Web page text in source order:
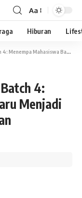
Aa
Hiburan
Menjadi Generasi Berkarakter dan Berintegritas
4:
Menjadi